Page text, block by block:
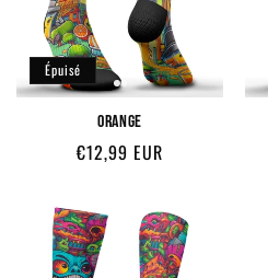
Épuisé
ORANGE
Prix
€12,99 EUR